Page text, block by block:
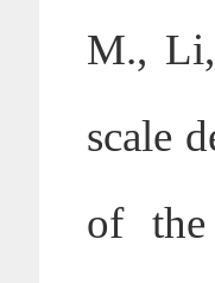
M.,
scale
of the